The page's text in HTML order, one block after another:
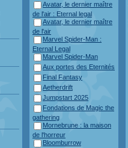
Avatar, le dernier maître
de l'air : Eternal legal
Avatar, le dernier maître
de l'air
Marvel Spider-Man :
Eternal Legal
Marvel Spider-Man
Aux portes des Eternités
Final Fantasy
Aetherdrift
Jumpstart 2025
Fondations de Magic the
gathering
Mornebrune : la maison
de l'horreur
Bloomburrow